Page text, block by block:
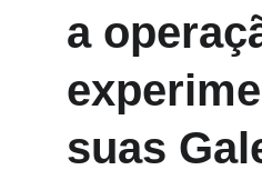
a
suas